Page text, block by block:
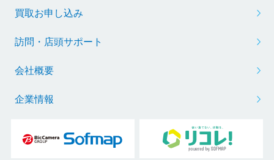
買取お申し込み
訪問・店頭サポート
会社概要
企業情報